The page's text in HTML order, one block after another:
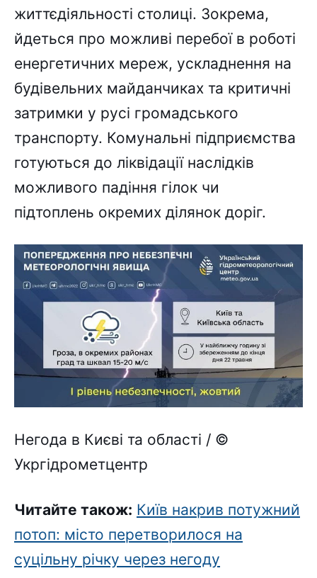
життєдіяльності столиці. Зокрема,
йдеться про можливі перебої в роботі
енергетичних мереж, ускладнення на
будівельних майданчиках та критичні
затримки у русі громадського
транспорту. Комунальні підприємства
готуються до ліквідації наслідків
можливого падіння гілок чи
підтоплень окремих ділянок доріг.
Негода в Києві та області / ©
Укргідрометцентр
Читайте також: Київ накрив потужний
потоп: місто перетворилося на
суцільну річку через негоду